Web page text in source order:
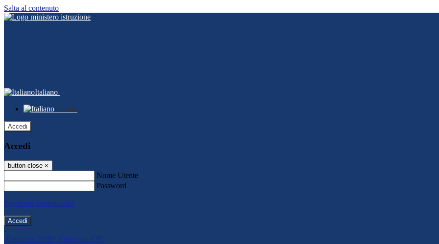
Salta al contenuto
Italiano
Italiano
Accedi
Accedi
button close ×
Nome Utente
Password
Password dimenticata?
-
Entra con SPID Entra con CIE